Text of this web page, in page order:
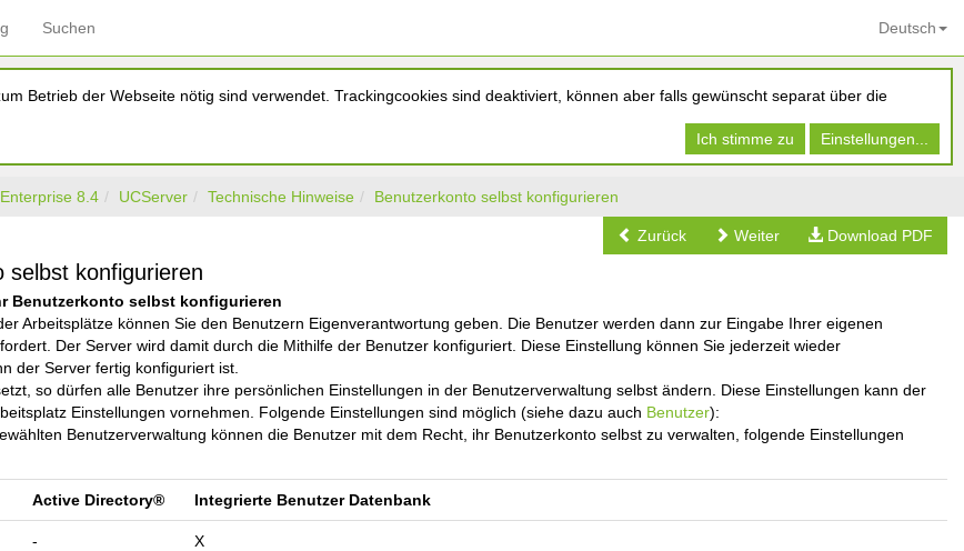
Betrieb der Webseite nötig sind verwendet. Trackingcookies sind deaktiviert, können aber falls gewünscht separat über die
Ich stimme zu
Einstellungen...
Suchen Deutsch
8.4 UCServer Technische Hinweise Benutzerkonto selbst konfigurieren
Zurück Weiter Download PDF
selbst konfigurieren
Benutzerkonto selbst konfigurieren
Arbeitsplätze können Sie den Benutzern Eigenverantwortung geben. Die Benutzer werden dann zur Eingabe Ihrer eigenen
Der Server wird damit durch die Mithilfe der Benutzer konfiguriert. Diese Einstellung können Sie jederzeit wieder
der Server fertig konfiguriert ist.
so dürfen alle Benutzer ihre persönlichen Einstellungen in der Benutzerverwaltung selbst ändern. Diese Einstellungen kann der
Einstellungen vornehmen. Folgende Einstellungen sind möglich (siehe dazu auch Benutzer):
Benutzerverwaltung können die Benutzer mit dem Recht, ihr Benutzerkonto selbst zu verwalten, folgende Einstellungen
Active Directory® Integrierte Benutzer Datenbank
- X